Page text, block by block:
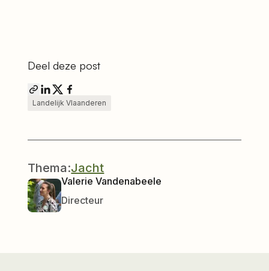
Deel deze post
Landelijk Vlaanderen
Valerie Vandenabeele
Directeur
Thema:Jacht